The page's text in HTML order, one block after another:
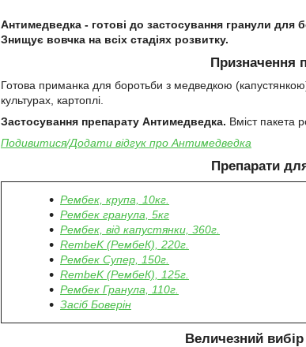
Антимедведка - готові до застосування гранули
Знищує вовчка на всіх стадіях розвитку.
Призначення
Готова приманка для боротьби з медведкою
культурах, картоплі.
Застосування препарату Антимедведка. Вміст пакета
Подивитися/Додати відгук про Антимедведка
Препарати
Рембек, крупа, 10кг.
Рембек гранула, 5кг
Рембек, від капустянки, 360г.
RembeK (РембеК), 220г.
Рембек Супер, 150г.
RembeK (РембеК), 125г.
Рембек Гранула, 110г.
Засіб Боверін
Величезний вибір